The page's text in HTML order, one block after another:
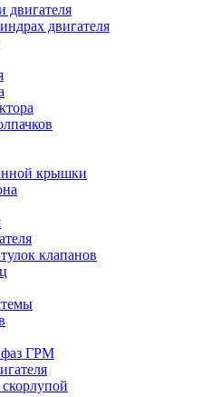
двигателя
двигателя
крышки
клапанов
фаз ГРМ